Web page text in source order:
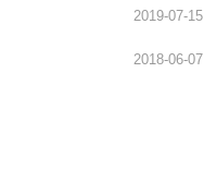
2019-07-15
2018-06-07